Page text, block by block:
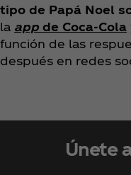
tipo de Papá Noel
la app de Coca‑Cola
función de las
después en redes
Únete